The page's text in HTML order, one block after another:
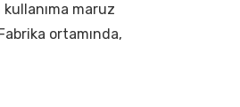
kullanıma maruz
ortamında,